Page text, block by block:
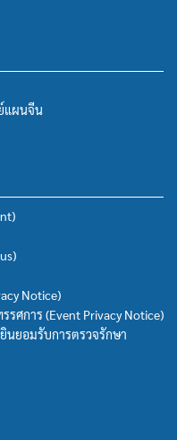
แผนจีน
Notice)
ศการ (Event Privacy Notice)
นยอมรับการตรวจรักษา